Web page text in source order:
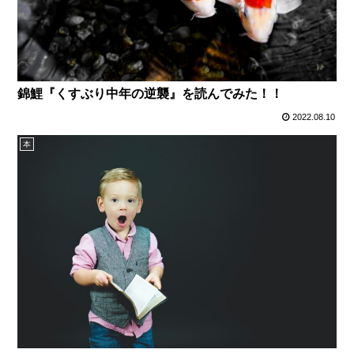
錦鯉『くすぶり中年の逆襲』を読んでみた！！
2022.08.10
本